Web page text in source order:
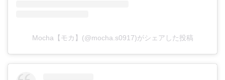
Mocha【モカ】(@mocha.s0917)がシェアした投稿